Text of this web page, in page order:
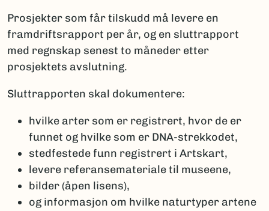
Prosjekter som får tilskudd må levere en
framdriftsrapport per år, og en sluttrapport
med regnskap senest to måneder etter
prosjektets avslutning.
Sluttrapporten skal dokumentere:
hvilke arter som er registrert, hvor de er
funnet og hvilke som er DNA-strekkodet,
stedfestede funn registrert i Artskart,
levere referansemateriale til museene,
bilder (åpen lisens),
og informasjon om hvilke naturtyper artene